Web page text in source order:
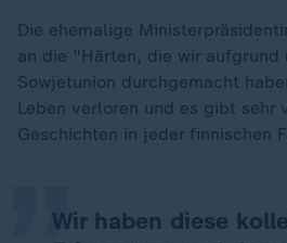
Die ehemalige
an die "Härten, die wir aufgrund
Sowjetunion durchgemacht
Leben verloren und es gibt sehr
Geschichten in jeder finnischen
Wir haben diese
„